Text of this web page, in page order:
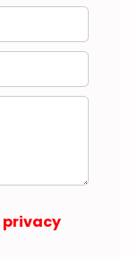
privacy